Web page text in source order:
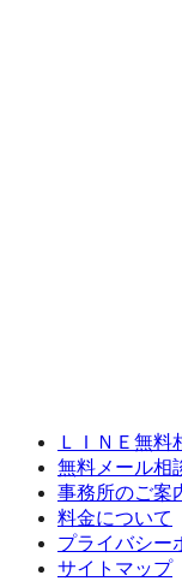
ＬＩＮＥ無料
無料メール相
事務所のご案
料金について
プライバシー
サイトマップ